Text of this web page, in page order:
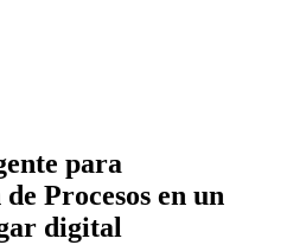
para
Procesos en un
digital